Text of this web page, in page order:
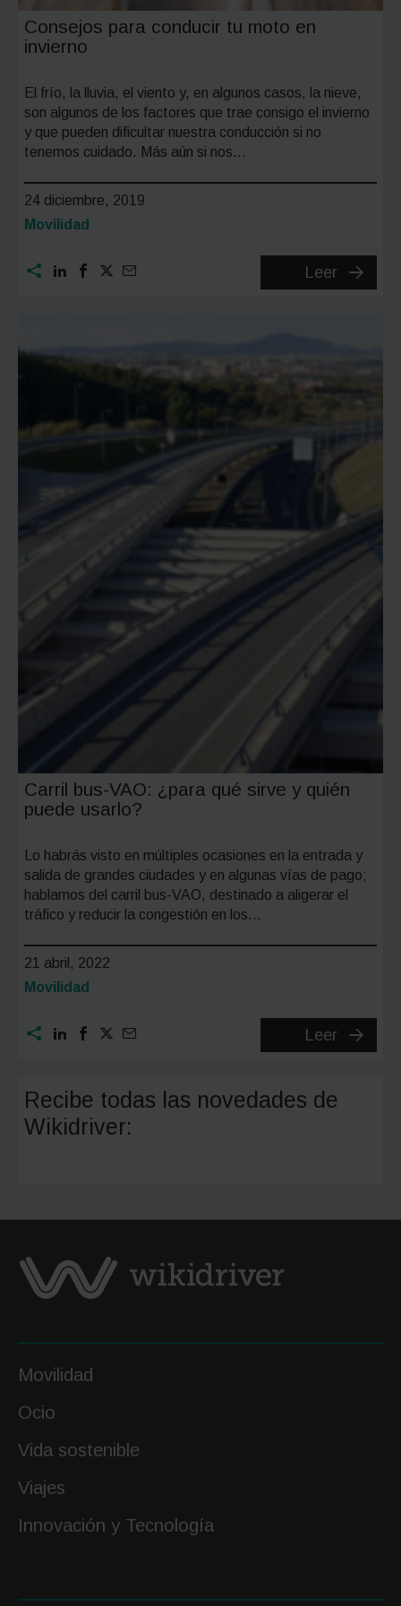
Consejos para conducir tu moto en
invierno
El frío, la lluvia, el viento y, en algunos casos, la nieve,
son algunos de los factores que trae consigo el invierno
y que pueden dificultar nuestra conducción si no
tenemos cuidado. Más aún si nos…
24 diciembre, 2019
Categoría:
Movilidad
Leer
en
Carril bus-VAO: ¿para qué sirve y quién
puede usarlo?
Lo habrás visto en múltiples ocasiones en la entrada y
salida de grandes ciudades y en algunas vías de pago;
hablamos del carril bus-VAO, destinado a aligerar el
tráfico y reducir la congestión en los…
21 abril, 2022
Categoría:
Movilidad
Leer
Carril
Recibe todas las novedades de
Wikidriver:
Movilidad
Ocio
Vida sostenible
Viajes
Innovación y Tecnología